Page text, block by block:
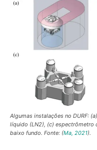
Algumas instalações no DURF:
líquido (LN2), (c) espectrômetro
baixo fundo. Fonte: (Ma, 2021).